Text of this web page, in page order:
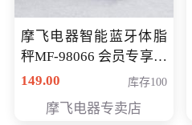
摩飞电器智能蓝牙体脂
秤MF-98066 会员专享价
98元
149.00 库存100
摩飞电器专卖店